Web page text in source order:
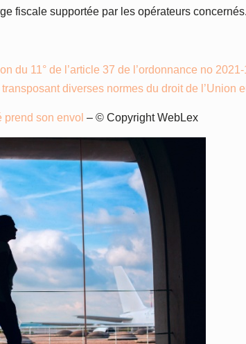
fiscale supportée par les opérateurs concernés.
du 11° de l’article 37 de l’ordonnance no
diverses normes du droit de l’Union
prend son envol – © Copyright WebLex